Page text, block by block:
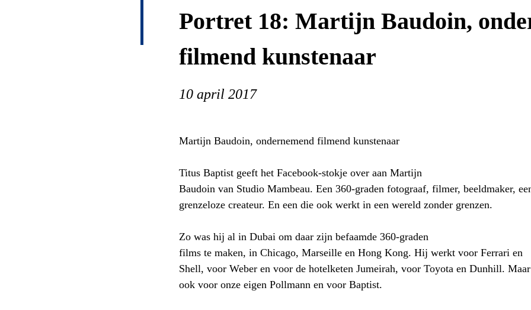
Portret 18: Martijn Baudoin,
filmend kunstenaar
10 april 2017
Martijn Baudoin, ondernemend filmend kunstenaar
Titus Baptist geeft het Facebook-stokje over aan Martijn
Baudoin van Studio Mambeau. Een 360-graden fotograaf, filmer, beeldmaker,
grenzeloze createur. En een die ook werkt in een wereld zonder grenzen.
Zo was hij al in Dubai om daar zijn befaamde 360-graden
films te maken, in Chicago, Marseille en Hong Kong. Hij werkt voor Ferrari en
Shell, voor Weber en voor de hotelketen Jumeirah, voor Toyota en Dunhill. Maar
ook voor onze eigen Pollmann en voor Baptist.